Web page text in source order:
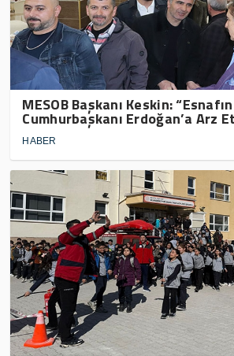
MESOB Başkanı Keskin:
Cumhurbaşkanı Erdoğan’a Arz
HABER